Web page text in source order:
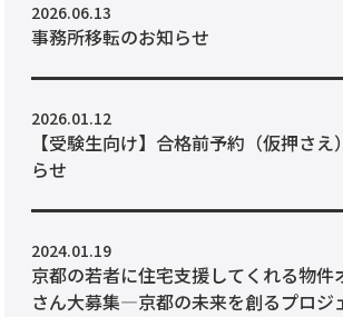
2026.06.13
事務所移転のお知らせ
2026.01.12
【受験生向け】合格前予約（仮押さえ
らせ
2024.01.19
京都の若者に住宅支援してくれる物件
さん大募集―京都の未来を創るプロジ